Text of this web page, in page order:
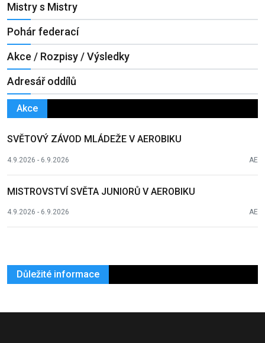
Mistry s Mistry
Pohár federací
Akce / Rozpisy / Výsledky
Adresář oddílů
Akce
SVĚTOVÝ ZÁVOD MLÁDEŽE V AEROBIKU
4.9.2026 - 6.9.2026 AE
MISTROVSTVÍ SVĚTA JUNIORŮ V AEROBIKU
4.9.2026 - 6.9.2026 AE
Důležité informace